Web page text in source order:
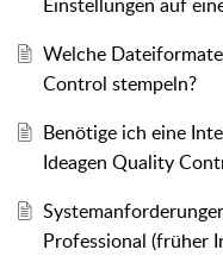
Welche
Control stempeln?
Benötige ich eine
Ideagen Quality
Professional (früher